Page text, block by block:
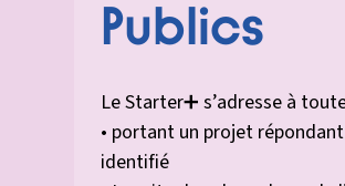
Publics
Le Starter➕ s’adresse à
• portant un projet
identifié